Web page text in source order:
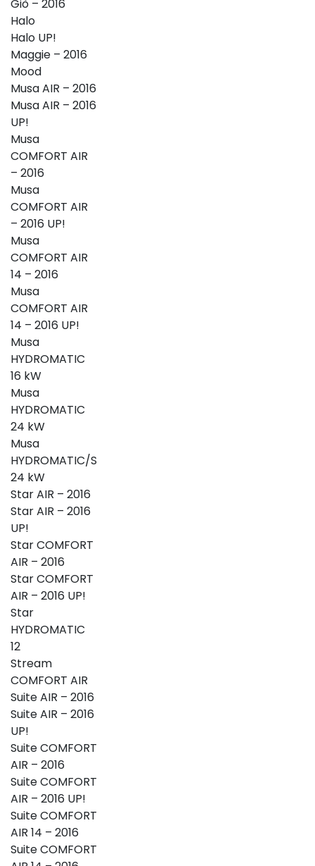
Giò – 2016
Halo
Halo UP!
Maggie – 2016
Mood
Musa AIR – 2016
Musa AIR – 2016
UP!
Musa
COMFORT AIR
– 2016
Musa
COMFORT AIR
– 2016 UP!
Musa
COMFORT AIR
14 – 2016
Musa
COMFORT AIR
14 – 2016 UP!
Musa
HYDROMATIC
16 kW
Musa
HYDROMATIC
24 kW
Musa
HYDROMATIC/S
24 kW
Star AIR – 2016
Star AIR – 2016
UP!
Star COMFORT
AIR – 2016
Star COMFORT
AIR – 2016 UP!
Star
HYDROMATIC
12
Stream
COMFORT AIR
Suite AIR – 2016
Suite AIR – 2016
UP!
Suite COMFORT
AIR – 2016
Suite COMFORT
AIR – 2016 UP!
Suite COMFORT
AIR 14 – 2016
Suite COMFORT